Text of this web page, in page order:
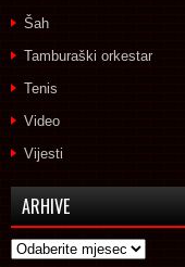
Šah
Tamburaški orkestar
Tenis
Video
Vijesti
ARHIVE
Arhive